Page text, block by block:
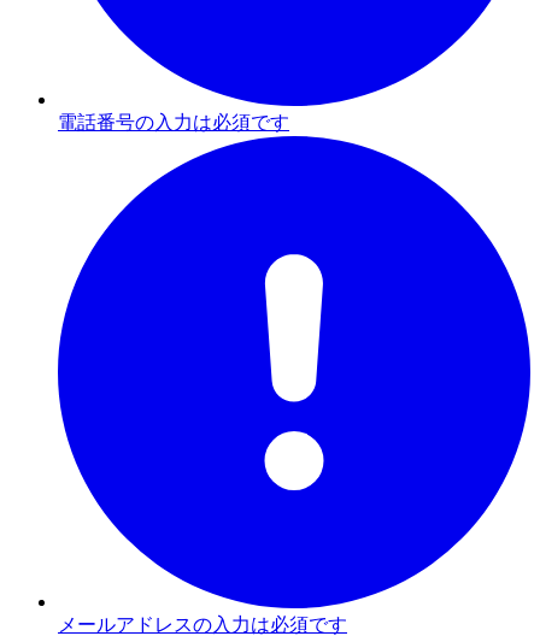
電話番号の入力は必須です
メールアドレスの入力は必須です